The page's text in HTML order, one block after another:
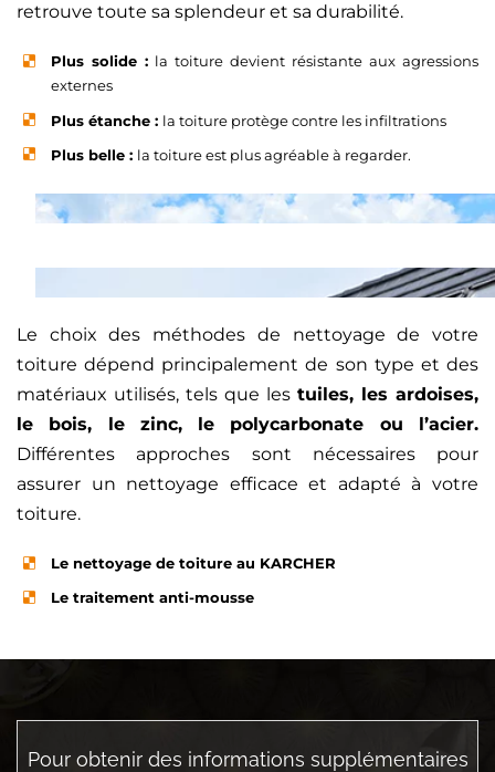
retrouve toute sa splendeur et sa durabilité.
Plus solide : la toiture devient résistante aux agressions
externes
Plus étanche : la toiture protège contre les infiltrations
Plus belle : la toiture est plus agréable à regarder.
Le choix des méthodes de nettoyage de votre
toiture dépend principalement de son type et des
matériaux utilisés, tels que les tuiles, les ardoises,
le bois, le zinc, le polycarbonate ou l’acier.
Différentes approches sont nécessaires pour
assurer un nettoyage efficace et adapté à votre
toiture.
Le nettoyage de toiture au KARCHER
Le traitement anti-mousse
Pour obtenir des informations supplémentaires